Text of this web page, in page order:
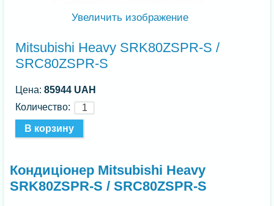
Увеличить изображение
Mitsubishi Heavy SRK80ZSPR-S /
SRC80ZSPR-S
Цена:85944 UAH
Количество:
Кондиціонер Mitsubishi Heavy
SRK80ZSPR-S / SRC80ZSPR-S